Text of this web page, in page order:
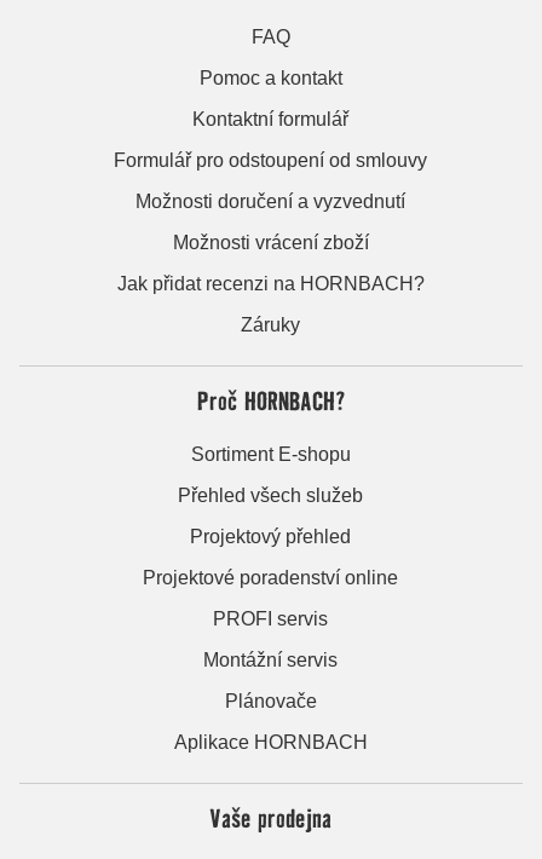
FAQ
Pomoc a kontakt
Kontaktní formulář
Formulář pro odstoupení od smlouvy
Možnosti doručení a vyzvednutí
Možnosti vrácení zboží
Jak přidat recenzi na HORNBACH?
Záruky
Proč HORNBACH?
Sortiment E-shopu
Přehled všech služeb
Projektový přehled
Projektové poradenství online
PROFI servis
Montážní servis
Plánovače
Aplikace HORNBACH
Vaše prodejna